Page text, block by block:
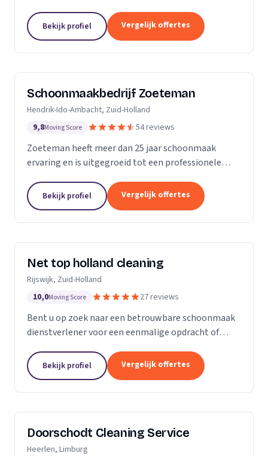
goed georganiseerd schoonmaakbedrijf uit
Zoetermeer, bieden wij...
Bekijk profiel Vergelijk offertes
Schoonmaakbedrijf Zoeteman
Hendrik-Ido-Ambacht, Zuid-Holland
9,8Moving Score 54 reviews
Zoeteman heeft meer dan 25 jaar schoonmaak
ervaring en is uitgegroeid tot een professionele
medewerkers zijn we actief in de regio Rotterdam,...
Bekijk profiel Vergelijk offertes
Net top holland cleaning
Rijswijk, Zuid-Holland
10,0Moving Score 27 reviews
Bent u op zoek naar een betrouwbare schoonmaak
dienstverlener voor een eenmalige opdracht of
groeiende onderneming die zich uit wilt breiden in
het vak.
Bekijk profiel Vergelijk offertes
Doorschodt Cleaning Service
Heerlen, Limburg